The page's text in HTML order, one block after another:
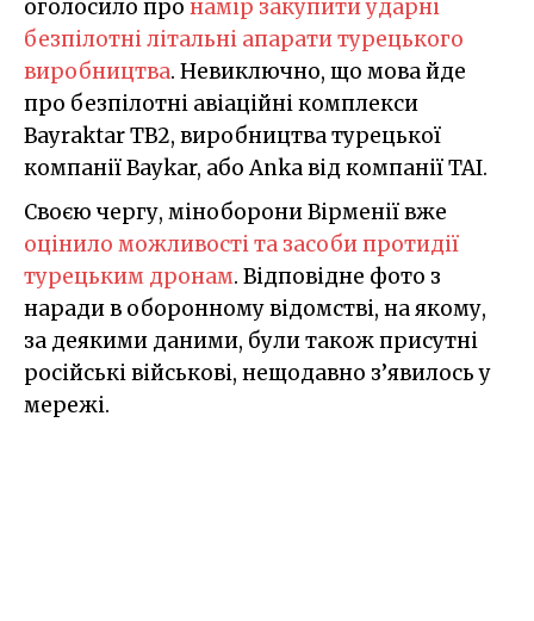
оголосило про намір закупити ударні
безпілотні літальні апарати турецького
виробництва. Невиключно, що мова йде
про безпілотні авіаційні комплекси
Bayraktar TB2, виробництва турецької
компанії Baykar, або Anka від компанії ТАІ.
Своєю чергу, міноборони Вірменії вже
оцінило можливості та засоби протидії
турецьким дронам. Відповідне фото з
наради в оборонному відомстві, на якому,
за деякими даними, були також присутні
російські військові, нещодавно з’явилось у
мережі.